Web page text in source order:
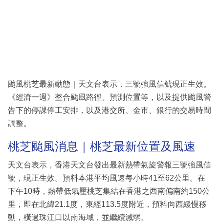
閱
專
區
颱風桃芝最新動態｜天文台表示，三號強風信號現正生效。
《經濟一週》整合颱風路徑、預測位置等，以及提供颱風警
告下的停課停工安排，以及港交所、金市、銀行的交易時間
調整。
桃芝颱風消息｜桃芝最新位置及風速
天文台表示，香港天文台發出最新熱帶氣旋警報三號強風信
號，現正生效。預料本港平均風速每小時41至62公里。在
下午10時，熱帶低氣壓桃芝集結在香港之西南偏南約150公
里，即在北緯21.1度，東經113.5度附近，預料向西緩慢移
動，橫過珠江口以南海域，並繼續減弱。